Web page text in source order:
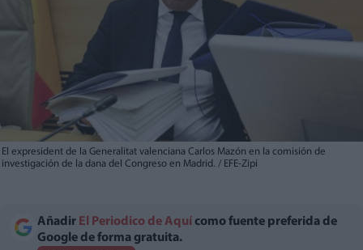
El expresident de la Generalitat valenciana Carlos Mazón en la comisión de
investigación de la dana del Congreso en Madrid. / EFE-Zipi
Añadir El Periodico de Aquí como fuente preferida de
Google de forma gratuita.